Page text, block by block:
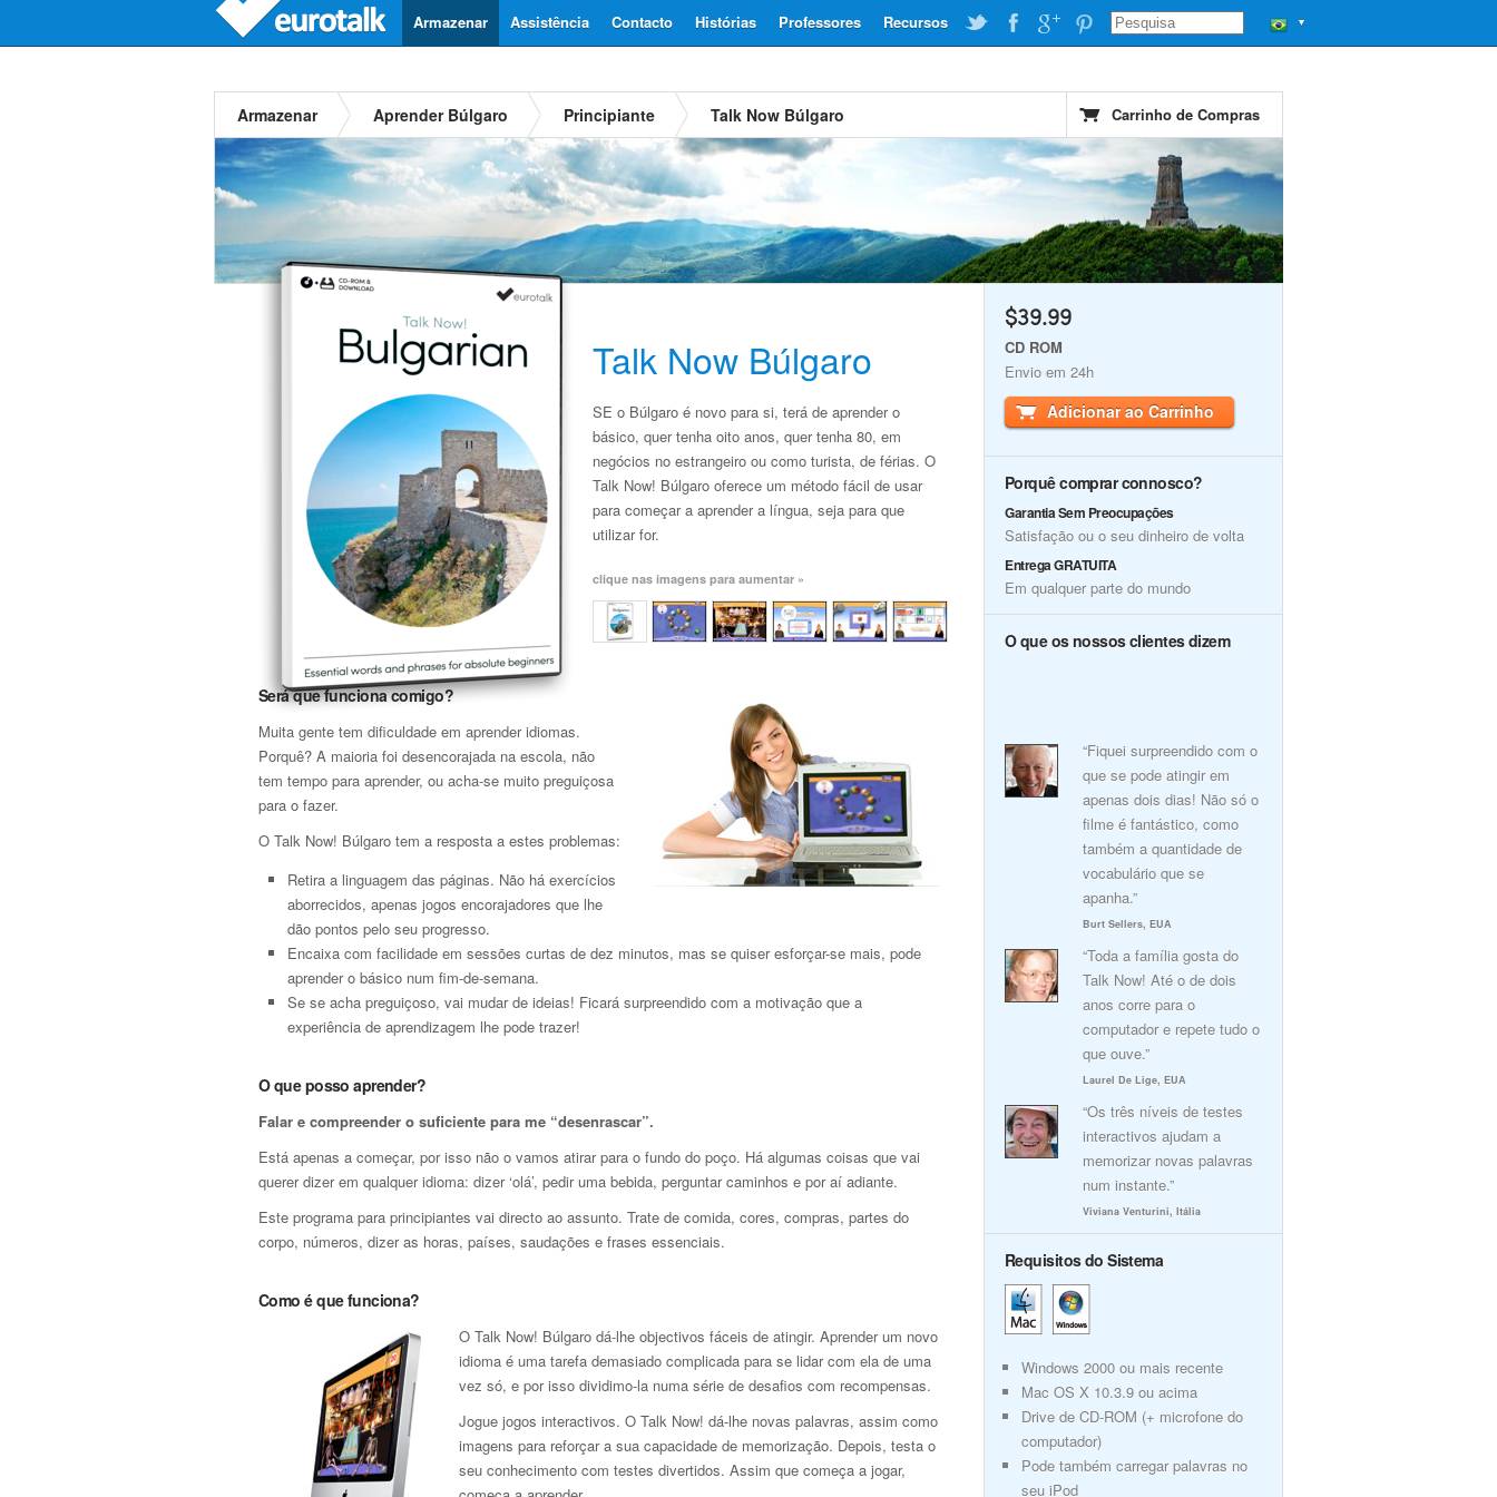
▼
Recursos
Professores
Histórias
Contacto
Assistência
Armazenar
Armazenar Aprender Búlgaro Principiante Talk Now Búlgaro Carrinho de Compras
Talk Now Búlgaro
SE o Búlgaro é novo para si, terá de aprender o
básico, quer tenha oito anos, quer tenha 80, em
negócios no estrangeiro ou como turista, de férias. O
Talk Now! Búlgaro oferece um método fácil de usar
para começar a aprender a língua, seja para que
utilizar for.
clique nas imagens para aumentar »
Será que funciona comigo?
Muita gente tem dificuldade em aprender idiomas.
Porquê? A maioria foi desencorajada na escola, não
tem tempo para aprender, ou acha-se muito preguiçosa
para o fazer.
O Talk Now! Búlgaro tem a resposta a estes problemas:
Retira a linguagem das páginas. Não há exercícios
aborrecidos, apenas jogos encorajadores que lhe
dão pontos pelo seu progresso.
Encaixa com facilidade em sessões curtas de dez minutos, mas se quiser esforçar-se mais, pode
aprender o básico num fim-de-semana.
Se se acha preguiçoso, vai mudar de ideias! Ficará surpreendido com a motivação que a
experiência de aprendizagem lhe pode trazer!
O que posso aprender?
Falar e compreender o suficiente para me “desenrascar”.
Está apenas a começar, por isso não o vamos atirar para o fundo do poço. Há algumas coisas que vai
querer dizer em qualquer idioma: dizer ‘olá’, pedir uma bebida, perguntar caminhos e por aí adiante.
Este programa para principiantes vai directo ao assunto. Trate de comida, cores, compras, partes do
corpo, números, dizer as horas, países, saudações e frases essenciais.
Como é que funciona?
O Talk Now! Búlgaro dá-lhe objectivos fáceis de atingir. Aprender um novo
idioma é uma tarefa demasiado complicada para se lidar com ela de uma
vez só, e por isso dividimo-la numa série de desafios com recompensas.
Jogue jogos interactivos. O Talk Now! dá-lhe novas palavras, assim como
imagens para reforçar a sua capacidade de memorização. Depois, testa o
seu conhecimento com testes divertidos. Assim que começa a jogar,
$39.99
CD ROM
Envio em 24h
Adicionar ao Carrinho
Porquê comprar connosco?
Garantia Sem Preocupações
Satisfação ou o seu dinheiro de volta
Entrega GRATUITA
Em qualquer parte do mundo
O que os nossos clientes dizem
“Fiquei surpreendido com o
que se pode atingir em
apenas dois dias! Não só o
filme é fantástico, como
também a quantidade de
vocabulário que se
apanha.”
Burt Sellers, EUA
“Toda a família gosta do
Talk Now! Até o de dois
anos corre para o
computador e repete tudo o
que ouve.”
Laurel De Lige, EUA
“Os três níveis de testes
interactivos ajudam a
memorizar novas palavras
num instante.”
Viviana Venturini, Itália
Requisitos do Sistema
Windows 2000 ou mais recente
Mac OS X 10.3.9 ou acima
Drive de CD-ROM (+ microfone do
computador)
Pode também carregar palavras no
seu iPod